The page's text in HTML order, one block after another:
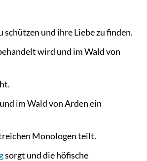
und ihre Liebe zu finden.
wird und im Wald von
im Wald von Arden ein
Monologen teilt.
sorgt und die höfische